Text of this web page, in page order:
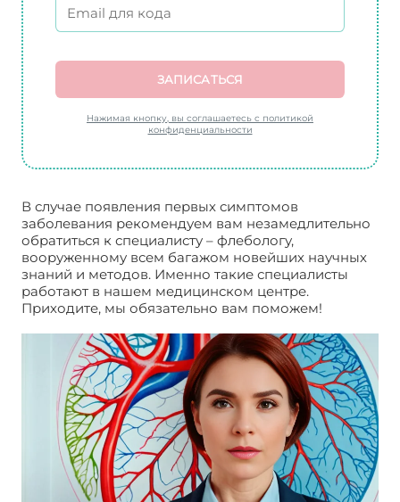
ЗАПИСАТЬСЯ
Нажимая кнопку, вы соглашаетесь с политикой
конфиденциальности
В случае появления первых симптомов
заболевания рекомендуем вам незамедлительно
обратиться к специалисту – флебологу,
вооруженному всем багажом новейших научных
знаний и методов. Именно такие специалисты
работают в нашем медицинском центре.
Приходите, мы обязательно вам поможем!